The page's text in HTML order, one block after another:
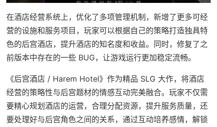
在酒店经营系统上，优化了多项管理机制，新增了更多可经
营的设施和服务项目，玩家可以根据自己的策略打造独具特
色的后宫酒店，提升酒店的知名度和收益。同时，修复了之
前版本中存在的一些 BUG，让游戏运行更加稳定流畅。
《后宫酒店 / Harem Hotel》作为精品 SLG 大作，将酒店
经营的策略性与后宫题材的情感互动完美融合。玩家不仅需
要精心规划酒店的运营，合理分配资源，提升服务质量，还
要处理好与后宫角色之间的关系，通过互动培养感情，解锁